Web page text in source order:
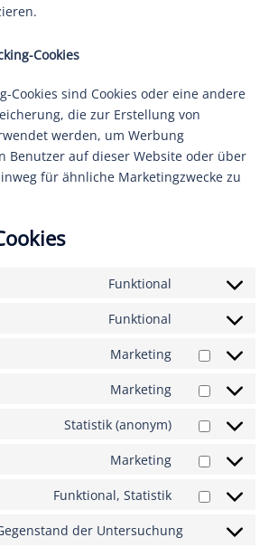
Cookies
Cookies sind Cookies oder eine andere
die zur Erstellung von
werden, um Werbung
Benutzer auf dieser Website oder über
für ähnliche Marketingzwecke zu
Funktional
Consent
wordpress
Funktional
Consent
service
complianz
Marketing
Consent
service
google-
Marketing
Consent
service
youtube
Statistik (anonym)
Consent
service
elementor
Marketing
Consent
service
google-
Funktional, Statistik
Consent
der Untersuchung
Consent